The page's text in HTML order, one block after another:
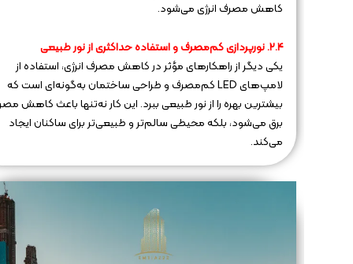
کاهش مصرف انرژی می‌شود.
۲.۴. نورپردازی کم‌مصرف و استفاده حداکثری از نور طبیعی
یکی دیگر از راهکارهای مؤثر در کاهش مصرف انرژی، استفاده از
لامپ‌های LED کم‌مصرف و طراحی ساختمان به‌گونه‌ای است که
بیشترین بهره را از نور طبیعی ببرد. این کار نه‌تنها باعث کاهش
برق می‌شود، بلکه محیطی سالم‌تر و طبیعی‌تر برای ساکنان ایجاد
می‌کند.